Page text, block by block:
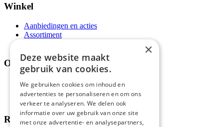
Winkel
Aanbiedingen en acties
Assortiment
Over ons
Wie zijn wij?
Recepten
Tips
Recensies
×
Deze website maakt
gebruik van cookies.
We gebruiken cookies om inhoud en
advertenties te personaliseren en om ons
verkeer te analyseren. We delen ook
informatie over uw gebruik van onze site
met onze advertentie- en analysepartners,